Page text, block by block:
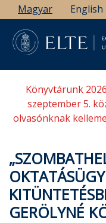
Ugrás
a
tartalomra
Magyar English
Könyvtárunk
szeptember 5.
olvasónknak
GERÖLYNÉ